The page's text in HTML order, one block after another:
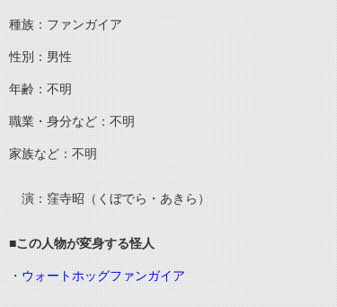
種族：ファンガイア
性別：男性
年齢：不明
職業・身分など：不明
家族など：不明
演：窪寺昭（くぼでら・あきら）
■この人物が変身する怪人
・ ウォートホッグファンガイア